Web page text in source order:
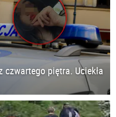
czwartego piętra. Uciekła